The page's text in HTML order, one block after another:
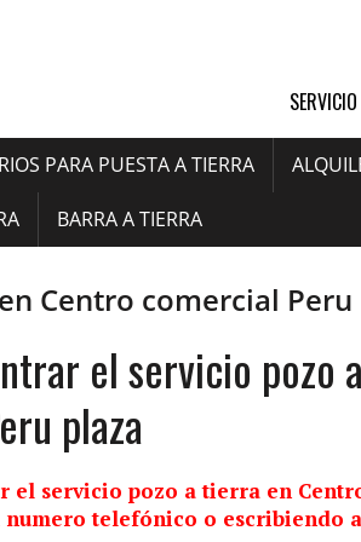
PARA PUESTA A TIERRA
BARRA A TIERRA
Centro comercial Peru
el servicio pozo
plaza
el servicio pozo a tierra en
telefónico o escribiendo